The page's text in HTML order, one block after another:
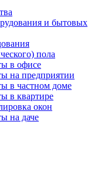
и бытовых
пола
в офисе
на предприятии
в частном доме
в квартире
окон
на даче